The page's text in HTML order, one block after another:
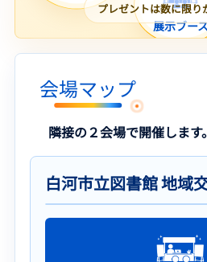
展示ブー
プレゼントは数に限り
会場マップ
隣接の２会場で開催します
白河市立図書館 地域